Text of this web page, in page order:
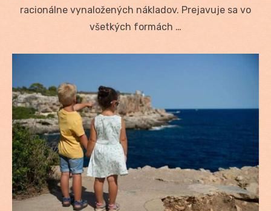
racionálne vynaložených nákladov. Prejavuje sa vo
všetkých formách …